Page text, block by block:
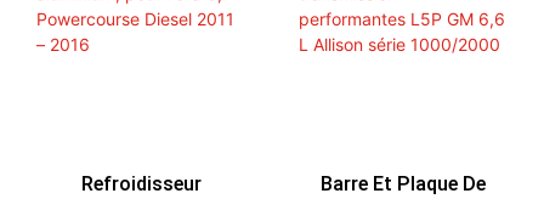
Refroidisseur
Barre Et Plaque De